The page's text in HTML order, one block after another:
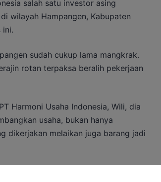
salah satu investor asing
wilayah Hampangen, Kabupaten
ini.
sudah cukup lama mangkrak.
rotan terpaksa beralih pekerjaan
Harmoni Usaha Indonesia, Wili, dia
usaha, bukan hanya
dikerjakan melaikan juga barang jadi